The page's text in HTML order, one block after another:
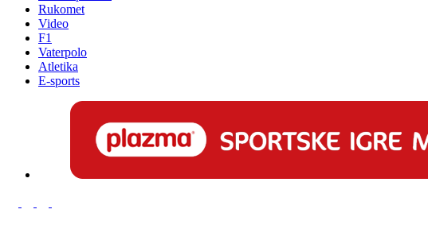
Rukomet
Video
F1
Vaterpolo
Atletika
E-sports